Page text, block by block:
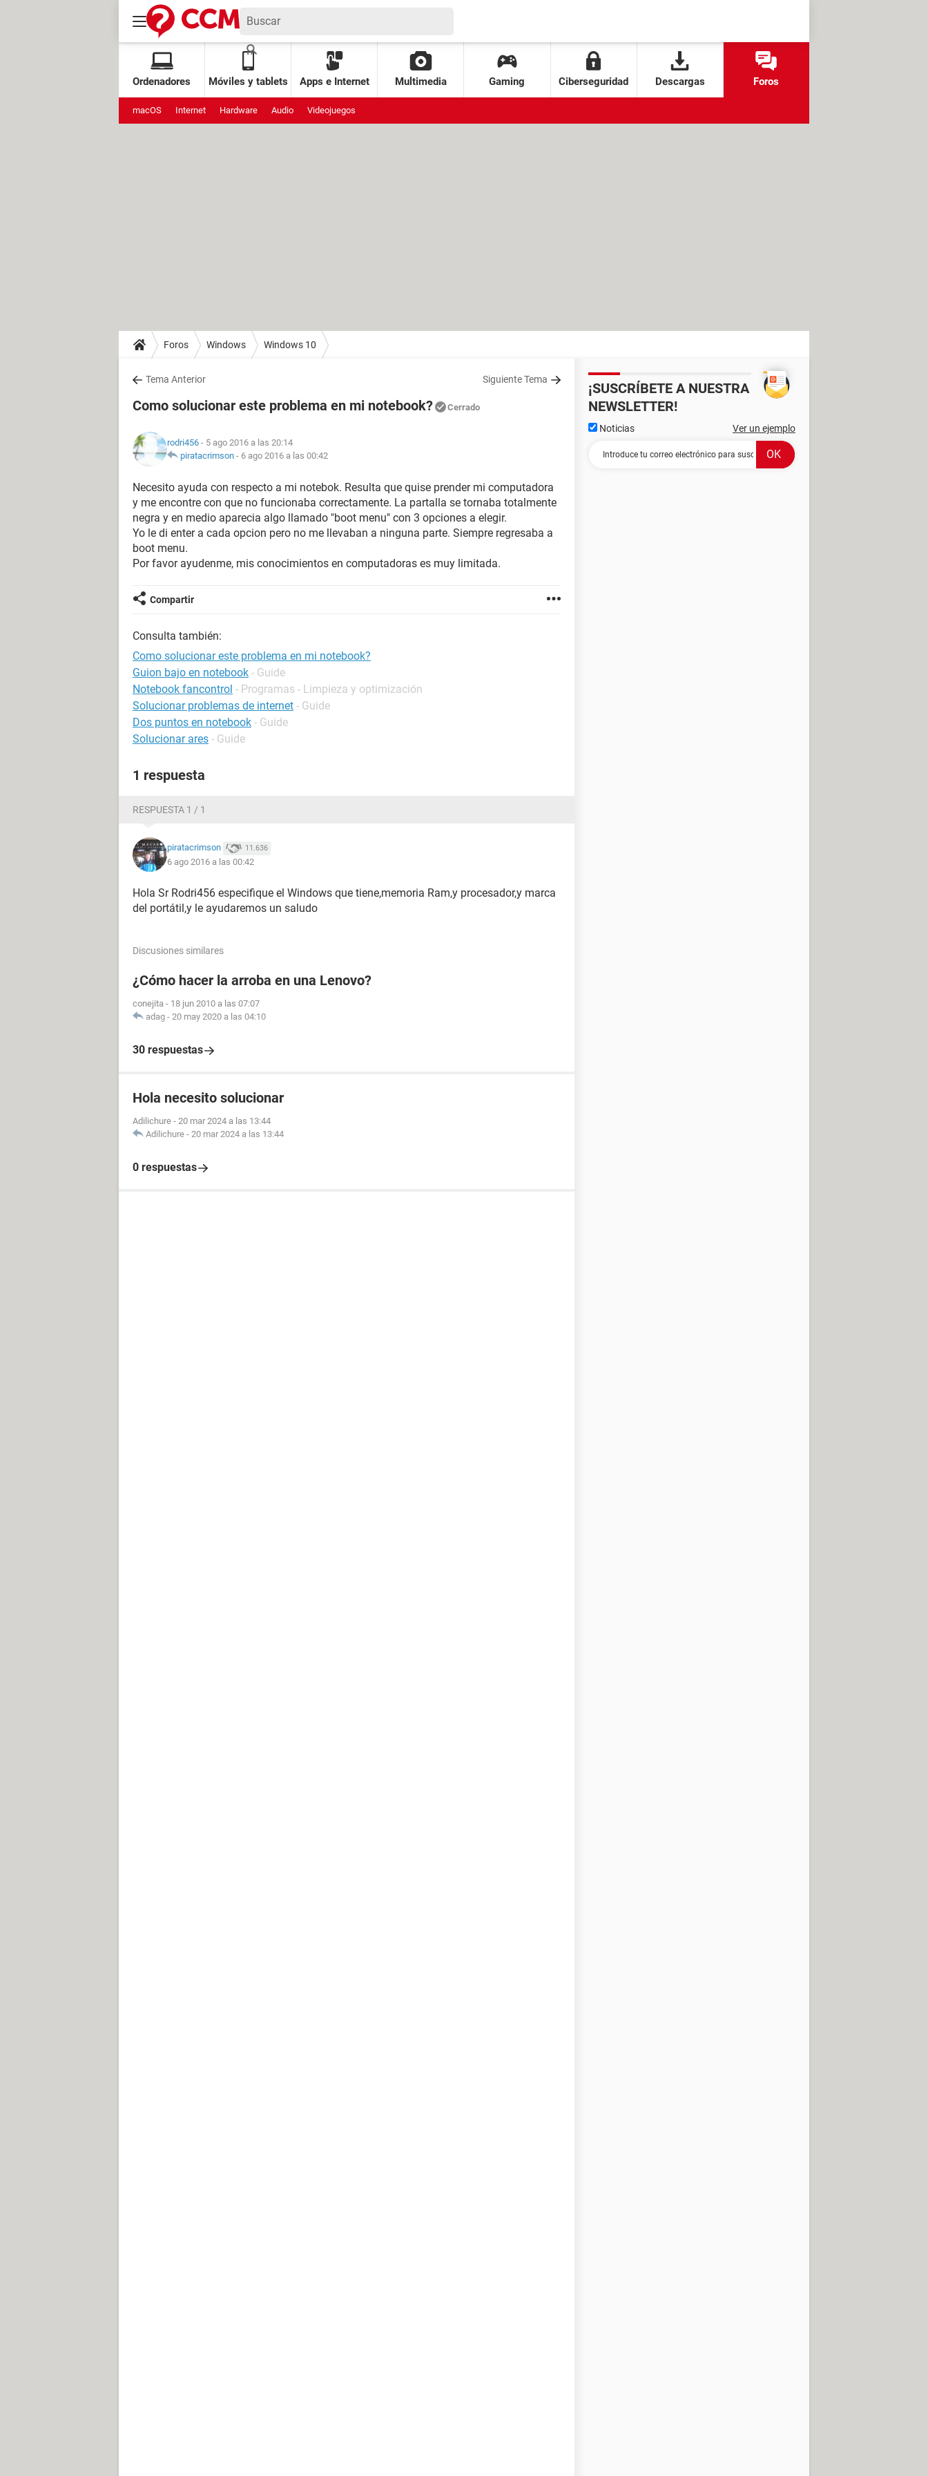
Ordenadores Móviles y tablets Apps e Internet Multimedia Gaming Ciberseguridad Descargas Foros
macOS Internet Hardware Audio Videojuegos
Foros Windows Windows 10
Tema Anterior Siguiente Tema
Como solucionar este problema en mi notebook? Cerrado
rodri456 - 5 ago 2016 a las 20:14
piratacrimson - 6 ago 2016 a las 00:42
Necesito ayuda con respecto a mi notebok. Resulta que quise prender mi computadora
y me encontre con que no funcionaba correctamente. La partalla se tornaba totalmente
negra y en medio aparecia algo llamado "boot menu" con 3 opciones a elegir.
Yo le di enter a cada opcion pero no me llevaban a ninguna parte. Siempre regresaba a
boot menu.
Por favor ayudenme, mis conocimientos en computadoras es muy limitada.
Compartir
Consulta también:
Como solucionar este problema en mi notebook?
Guion bajo en notebook - Guide
Notebook fancontrol - Programas - Limpieza y optimización
Solucionar problemas de internet - Guide
Dos puntos en notebook - Guide
Solucionar ares - Guide
1 respuesta
RESPUESTA 1 / 1
piratacrimson 11.636
6 ago 2016 a las 00:42
Hola Sr Rodri456 especifique el Windows que tiene,memoria Ram,y procesador,y marca
del portátil,y le ayudaremos un saludo
Discusiones similares
¿Cómo hacer la arroba en una Lenovo?
conejita - 18 jun 2010 a las 07:07
adag - 20 may 2020 a las 04:10
30 respuestas
Hola necesito solucionar
Adilichure - 20 mar 2024 a las 13:44
Adilichure - 20 mar 2024 a las 13:44
0 respuestas
¡SUSCRÍBETE A NUESTRA
NEWSLETTER!
Noticias Ver un ejemplo